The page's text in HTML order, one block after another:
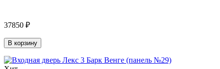
37850 ₽
В корзину